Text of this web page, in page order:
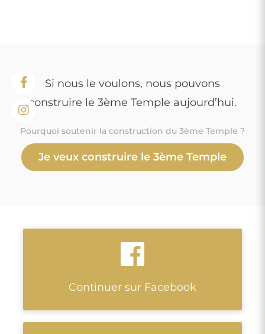
Si nous le voulons, nous pouvons
construire le 3ème Temple aujourd’hui.
Pourquoi soutenir la construction du 3ème Temple ?
Je veux construire le 3ème Temple
Continuer sur Facebook